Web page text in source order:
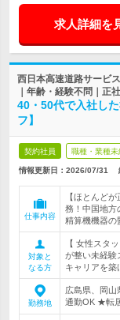
求人詳細を
西日本高速道路サービ
｜年齢・経験不問｜正
40・50代で入社し
フ】
契約社員 職種・業種未
情報更新日：2026/07/31
仕事内容
【ほとんど
務！中国地方
精算機機器の
対象と
なる方
【 女性スタ
が整い未経験
キャリアを築
勤務地
広島県、岡
通勤OK ★転